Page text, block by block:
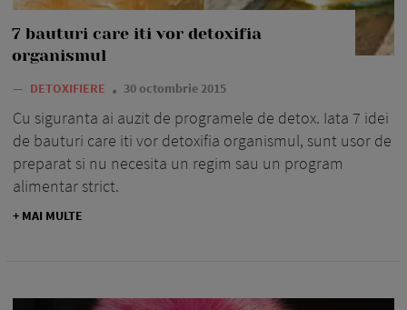
7 bauturi care iti vor detoxifia
organismul
— DETOXIFIERE 30 octombrie 2015
Cu siguranta ai auzit de programele de detox. Iata 7 idei
de bauturi care iti vor detoxifia organismul, sunt usor de
preparat si nu necesita un regim sau un program
alimentar strict.
+ MAI MULTE